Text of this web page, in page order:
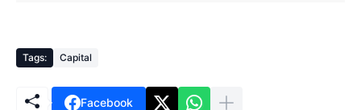
Tags: Capital
Facebook